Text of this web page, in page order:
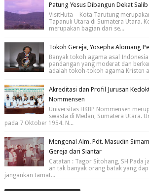
Patung Yesus Dibangun Dekat
VisitHuta – Kota Tarutung
Tapanuli Utara di Sumatera Utara.
merupakan bagian dari se...
Tokoh Gereja, Yosepha Alomang
Banyak tokoh agama asal
pandangan yang moderat dan
adalah tokoh-tokoh agama Kristen
Akreditasi dan Profil Jurusan
Nommensen
Universitas HKBP Nommensen
swasta di Medan, Sumatera Utara.
pada 7 Oktober 1954. N...
Mengenal Alm. Pdt. Masudin
Gereja dari Siantar
Catatan : Tagor Sitohang, SH Pada
an tak banyak orang batak yang
jangankan tamat...